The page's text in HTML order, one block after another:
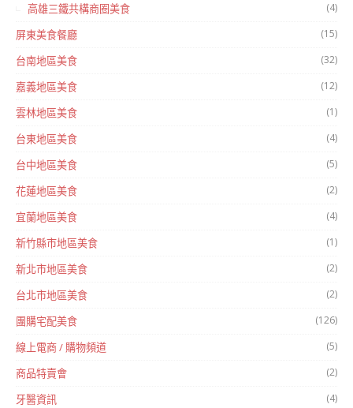
高雄三鐵共構商圈美食 (4)
屏東美食餐廳 (15)
台南地區美食 (32)
嘉義地區美食 (12)
雲林地區美食 (1)
台東地區美食 (4)
台中地區美食 (5)
花蓮地區美食 (2)
宜蘭地區美食 (4)
新竹縣市地區美食 (1)
新北市地區美食 (2)
台北市地區美食 (2)
團購宅配美食 (126)
線上電商 / 購物頻道 (5)
商品特賣會 (2)
牙醫資訊 (4)